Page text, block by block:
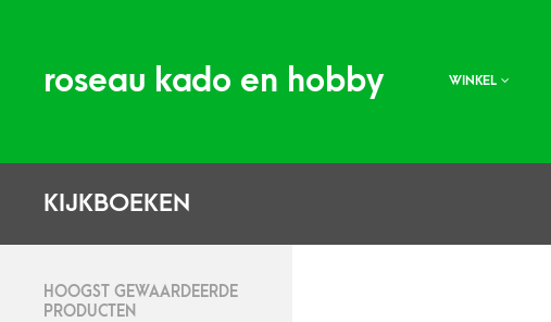
roseau kado en hobby WINKEL
KIJKBOEKEN
HOOGST GEWAARDEERDE
PRODUCTEN